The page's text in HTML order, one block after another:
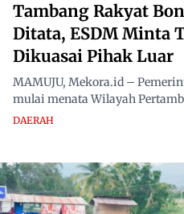
Tambang Rakyat
Ditata, ESDM Minta
Dikuasai Pihak Luar
MAMUJU, Mekora.id –
mulai menata Wilayah
DAERAH